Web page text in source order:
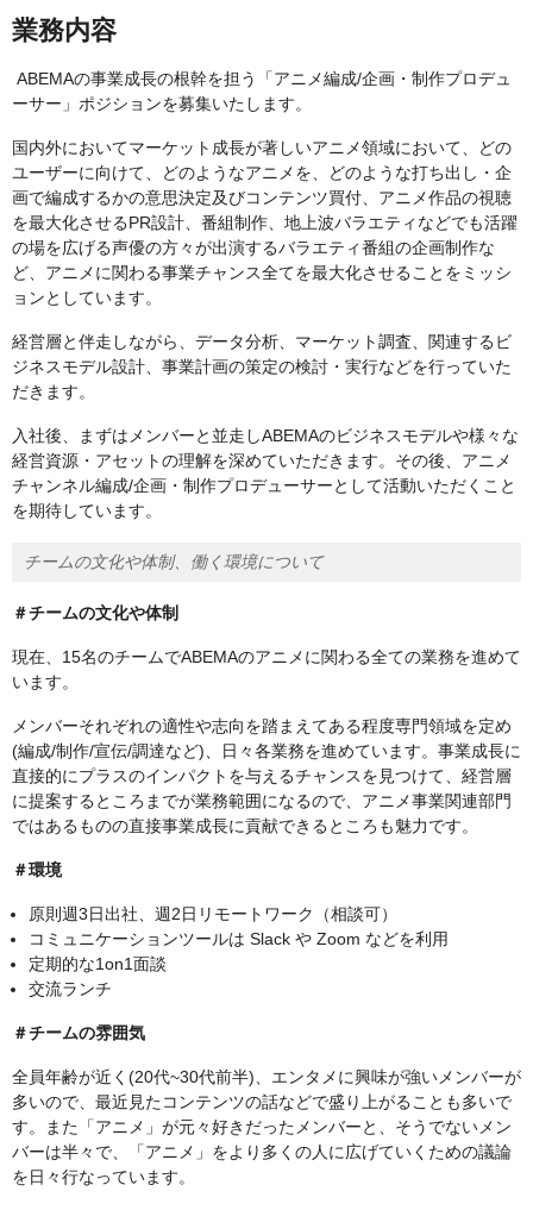
業務内容
ABEMAの事業成長の根幹を担う「アニメ編成/企画・制作プロデュ
ーサー」ポジションを募集いたします。
国内外においてマーケット成長が著しいアニメ領域において、どの
ユーザーに向けて、どのようなアニメを、どのような打ち出し・企
画で編成するかの意思決定及びコンテンツ買付、アニメ作品の視聴
を最大化させるPR設計、番組制作、地上波バラエティなどでも活躍
の場を広げる声優の方々が出演するバラエティ番組の企画制作な
ど、アニメに関わる事業チャンス全てを最大化させることをミッシ
ョンとしています。
経営層と伴走しながら、データ分析、マーケット調査、関連するビ
ジネスモデル設計、事業計画の策定の検討・実行などを行っていた
だきます。
入社後、まずはメンバーと並走しABEMAのビジネスモデルや様々な
経営資源・アセットの理解を深めていただきます。その後、アニメ
チャンネル編成/企画・制作プロデューサーとして活動いただくこと
を期待しています。
チームの文化や体制、働く環境について
＃チームの文化や体制
現在、15名のチームでABEMAのアニメに関わる全ての業務を進めて
います。
メンバーそれぞれの適性や志向を踏まえてある程度専門領域を定め
(編成/制作/宣伝/調達など)、日々各業務を進めています。事業成長に
直接的にプラスのインパクトを与えるチャンスを見つけて、経営層
に提案するところまでが業務範囲になるので、アニメ事業関連部門
ではあるものの直接事業成長に貢献できるところも魅力です。
＃環境
原則週3日出社、週2日リモートワーク（相談可）
コミュニケーションツールは Slack や Zoom などを利用
定期的な1on1面談
交流ランチ
＃チームの雰囲気
全員年齢が近く(20代~30代前半)、エンタメに興味が強いメンバーが
多いので、最近見たコンテンツの話などで盛り上がることも多いで
す。また「アニメ」が元々好きだったメンバーと、そうでないメン
バーは半々で、「アニメ」をより多くの人に広げていくための議論
を日々行なっています。